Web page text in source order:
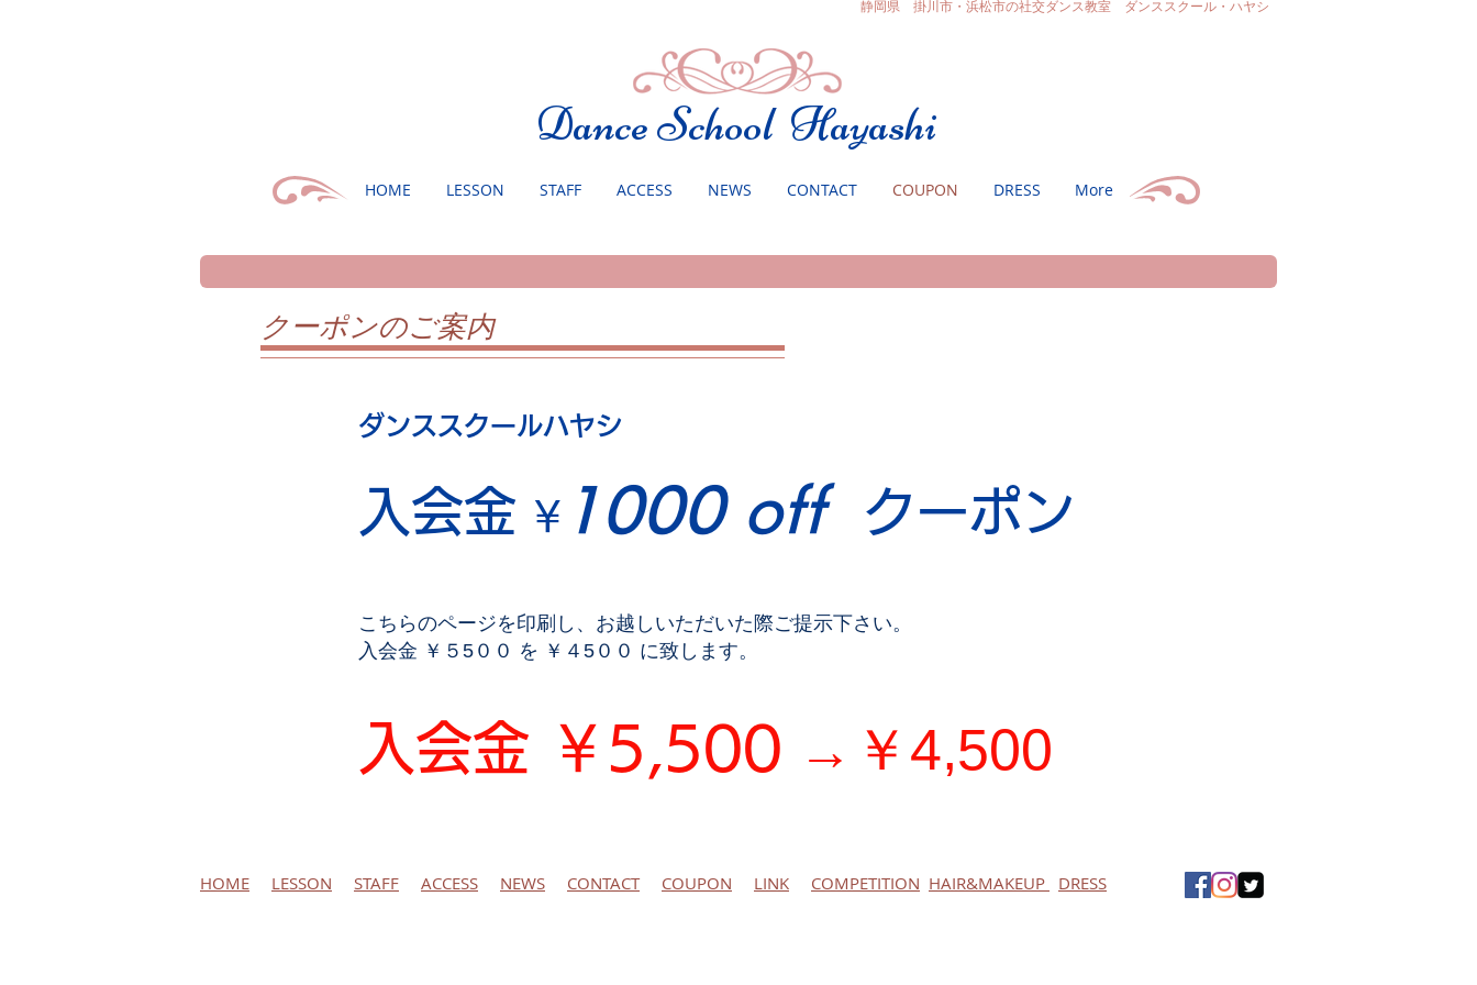
静岡県 掛川市・浜松市の社交ダンス教室 ダンススクール・ハヤシ
Dance School Hayashi
HOME LESSON STAFF ACCESS NEWS CONTACT COUPON DRESS More
クーポンのご案内
ダンススクールハヤシ
入会金 ¥ 1000 off クーポン
こちらのページを印刷し、お越しいただいた際ご提示下さい。
入会金 ￥５5００ を ￥４5００ に致します。
入会金 ￥5,500 → ￥4,500
HOME LESSON STAFF ACCESS NEWS CONTACT COUPON LINK COMPETITION HAIR&MAKEUP DRESS